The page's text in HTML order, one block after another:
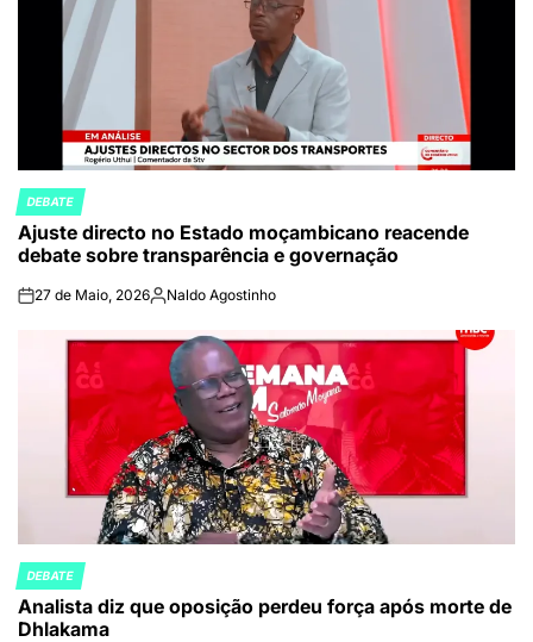
POSTED
IN
DEBATE
Ajuste directo no Estado moçambicano reacende
debate sobre transparência e governação
on27 de Maio, 2026Publicado
Naldo Agostinho
POSTED
IN
DEBATE
Analista diz que oposição perdeu força após morte de
Dhlakama